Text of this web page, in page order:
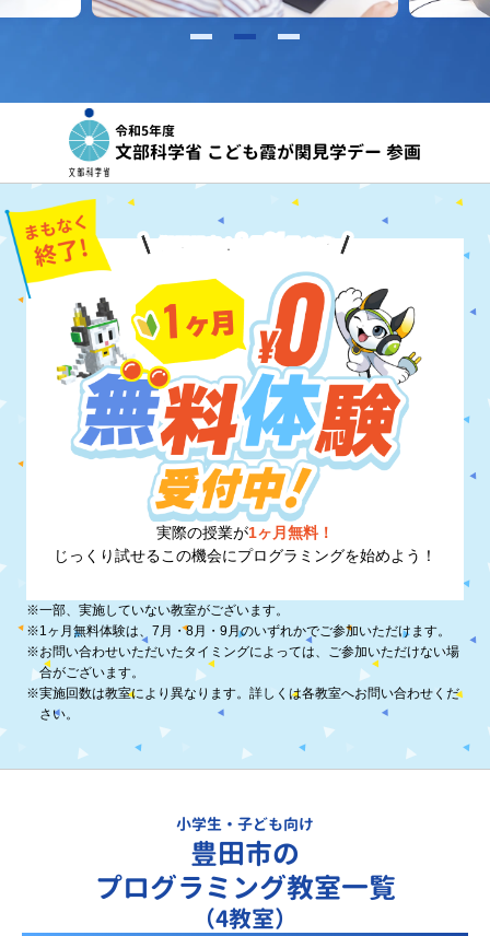
令和5年度
文部科学省 こども霞が関見学デー 参画
期間限定！8月 31 まで
実際の授業が1ヶ月無料！
じっくり試せるこの機会にプログラミングを始めよう！
※一部、実施していない教室がございます。
※1ヶ月無料体験は、7月・8月・9月のいずれかでご参加いただけます。
※お問い合わせいただいたタイミングによっては、ご参加いただけない場
合がございます。
※実施回数は教室により異なります。詳しくは各教室へお問い合わせくだ
さい。
小学生・子ども向け
豊田市の
プログラミング教室一覧
（4教室）